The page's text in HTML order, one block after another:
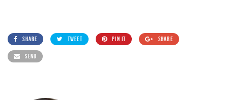
SHARE TWEET PIN IT SHARE
SEND